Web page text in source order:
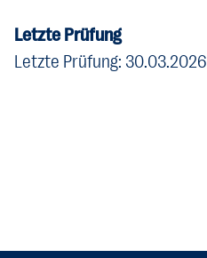
Letzte Prüfung
Letzte Prüfung: 30.03.2026